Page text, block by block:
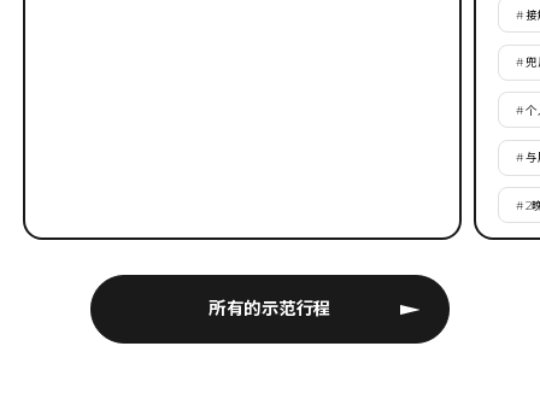
所有的示范行程
#接
#
#个
#与
#2